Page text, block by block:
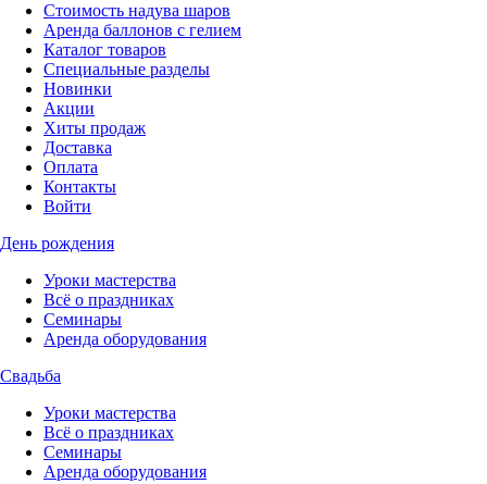
Стоимость надува шаров
Аренда баллонов с гелием
Каталог товаров
Специальные разделы
Новинки
Акции
Хиты продаж
Доставка
Оплата
Контакты
Войти
День рождения
Уроки мастерства
Всё о праздниках
Семинары
Аренда оборудования
Свадьба
Уроки мастерства
Всё о праздниках
Семинары
Аренда оборудования